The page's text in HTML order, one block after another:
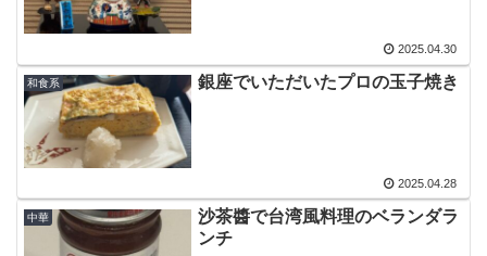
2025.04.30
和食系 銀座でいただいたプロの玉子焼き
2025.04.28
中華
沙茶醬で台湾風料理のベランダラ
ンチ